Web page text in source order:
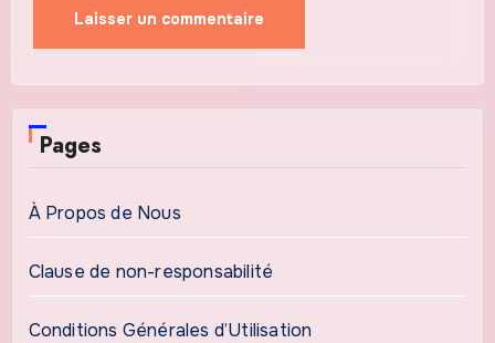
Pages
À Propos de Nous
Clause de non-responsabilité
Conditions Générales d’Utilisation